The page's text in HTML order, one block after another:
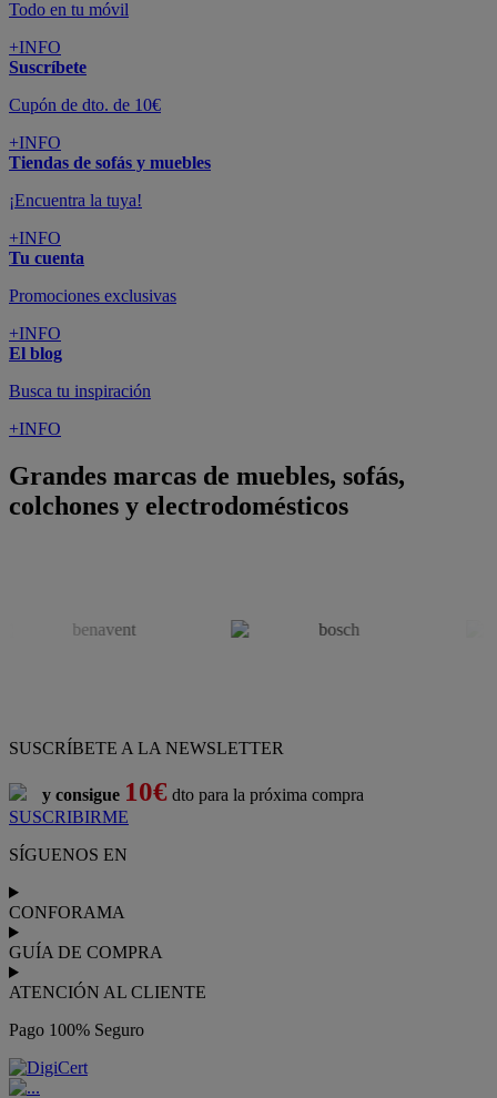
Todo en tu móvil
+INFO
Suscríbete
Cupón de dto. de 10€
+INFO
Tiendas de sofás y muebles
¡Encuentra la tuya!
+INFO
Tu cuenta
Promociones exclusivas
+INFO
El blog
Busca tu inspiración
+INFO
Grandes marcas de muebles, sofás,
colchones y electrodomésticos
SUSCRÍBETE A LA NEWSLETTER
y consigue 10€ dto para la próxima compra
SUSCRIBIRME
SÍGUENOS EN
CONFORAMA
GUÍA DE COMPRA
ATENCIÓN AL CLIENTE
Pago 100% Seguro